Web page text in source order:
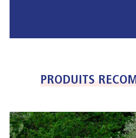
PRODUITS